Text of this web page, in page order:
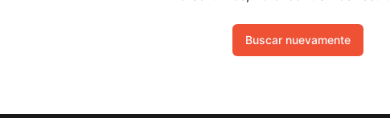
Buscar nuevamente